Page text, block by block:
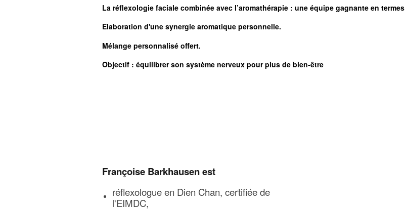
La réflexologie faciale combinée avec l’aromathérapie : une équipe gagnante en termes
Elaboration d'une synergie aromatique personnelle.
Mélange personnalisé offert.
Objectif : équilibrer son système nerveux pour plus de bien-être
Françoise Barkhausen est
réflexologue en Dien Chan, certifiée de
l'EIMDC,